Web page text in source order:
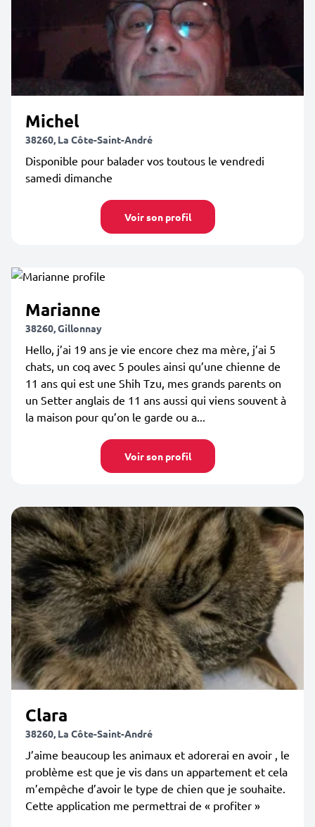
Michel
38260, La Côte-Saint-André
Disponible pour balader vos toutous le vendredi
samedi dimanche
Voir son profil
Marianne
38260, Gillonnay
Hello, j’ai 19 ans je vie encore chez ma mère, j’ai 5
chats, un coq avec 5 poules ainsi qu’une chienne de
11 ans qui est une Shih Tzu, mes grands parents on
un Setter anglais de 11 ans aussi qui viens souvent à
la maison pour qu’on le garde ou a...
Voir son profil
Clara
38260, La Côte-Saint-André
J’aime beaucoup les animaux et adorerai en avoir , le
problème est que je vis dans un appartement et cela
m’empêche d’avoir le type de chien que je souhaite.
Cette application me permettrai de « profiter »